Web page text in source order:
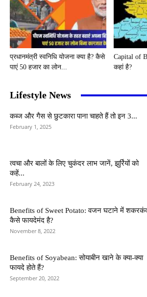
प्रधानमंत्री स्वनिधि योजना क्या है? कैसे
पाएं 50 हजार का लोन...
Capital of
कहां है?
Lifestyle News
कब्ज और गैस से छुटकारा पाना चाहते हैं तो इन 3...
February 1, 2025
त्वचा और बालों के लिए चुकंदर लाभ जानें, झुर्रियों को
कहें...
February 24, 2023
Benefits of Sweet Potato: वजन घटाने में
कैसे फायदेमंद है?
November 8, 2022
Benefits of Soyabean: सोयाबीन खाने के क्या-क्या
फायदे होते हैं?
September 20, 2022